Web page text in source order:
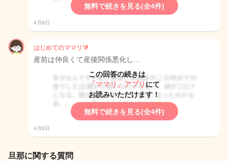
無料で続きを見る(全4件)
4月8日
はじめてのママリ🔰
産前は仲良くて産後関係悪化し…
この回答の続きは
「ママリ」アプリ にて
お読みいただけます！
無料で続きを見る(全4件)
4月8日
旦那に関する質問